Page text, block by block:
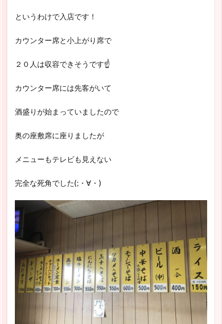
というわけで入店です！
カウンター席と小上がり席で
２０人は収容できそうです☝
カウンター席には先客がいて
酒盛りが始まっていましたので
奥の座敷席に座りましたが
メニューもテレビも見えない
完全な死角でした(;・∀・)